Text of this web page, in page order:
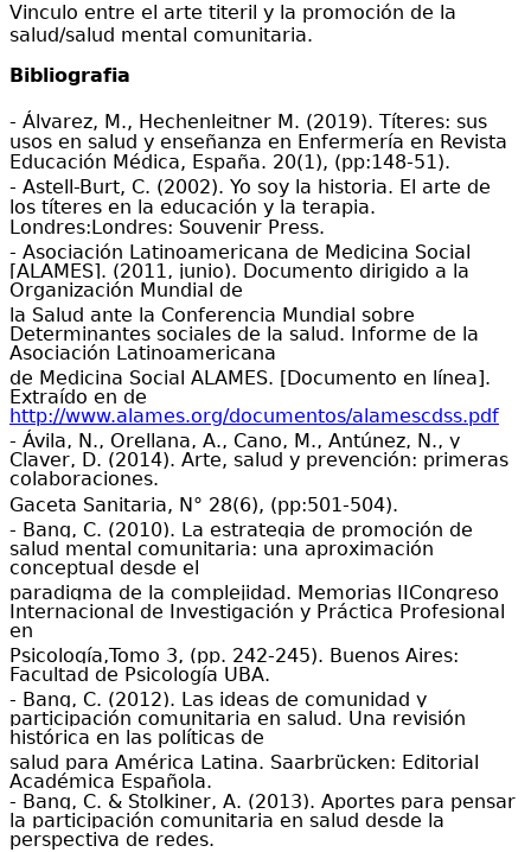
Vinculo entre el arte titeril y la promoción de la
salud/salud mental comunitaria.
Bibliografia
- Álvarez, M., Hechenleitner M. (2019). Títeres: sus
usos en salud y enseñanza en Enfermería en Revista
Educación Médica, España. 20(1), (pp:148-51).
- Astell-Burt, C. (2002). Yo soy la historia. El arte de
los títeres en la educación y la terapia.
Londres:Londres: Souvenir Press.
- Asociación Latinoamericana de Medicina Social
[ALAMES]. (2011, junio). Documento dirigido a la
Organización Mundial de
la Salud ante la Conferencia Mundial sobre
Determinantes sociales de la salud. Informe de la
Asociación Latinoamericana
de Medicina Social ALAMES. [Documento en línea].
Extraído en de
http://www.alames.org/documentos/alamescdss.pdf
- Ávila, N., Orellana, A., Cano, M., Antúnez, N., y
Claver, D. (2014). Arte, salud y prevención: primeras
colaboraciones.
Gaceta Sanitaria, N° 28(6), (pp:501-504).
- Bang, C. (2010). La estrategia de promoción de
salud mental comunitaria: una aproximación
conceptual desde el
paradigma de la complejidad. Memorias IICongreso
Internacional de Investigación y Práctica Profesional
en
Psicología,Tomo 3, (pp. 242-245). Buenos Aires:
Facultad de Psicología UBA.
- Bang, C. (2012). Las ideas de comunidad y
participación comunitaria en salud. Una revisión
histórica en las políticas de
salud para América Latina. Saarbrücken: Editorial
Académica Española.
- Bang, C. & Stolkiner, A. (2013). Aportes para pensar
la participación comunitaria en salud desde la
perspectiva de redes.